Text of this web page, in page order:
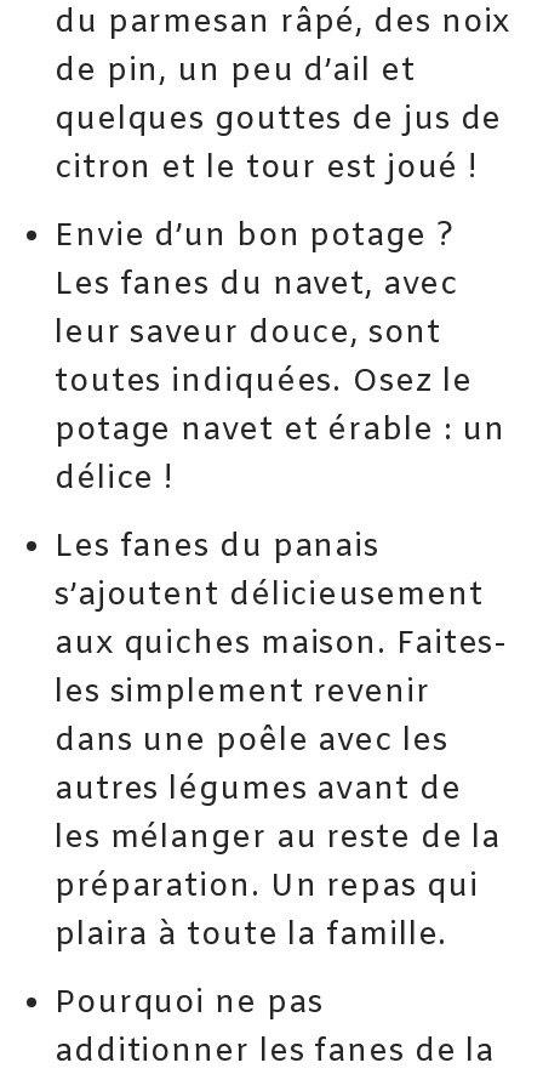
du parmesan râpé, des noix
de pin, un peu d’ail et
quelques gouttes de jus de
citron et le tour est joué !
Envie d’un bon potage ?
Les fanes du navet, avec
leur saveur douce, sont
toutes indiquées. Osez le
potage navet et érable : un
délice !
Les fanes du panais
s’ajoutent délicieusement
aux quiches maison. Faites-
les simplement revenir
dans une poêle avec les
autres légumes avant de
les mélanger au reste de la
préparation. Un repas qui
plaira à toute la famille.
Pourquoi ne pas
additionner les fanes de la